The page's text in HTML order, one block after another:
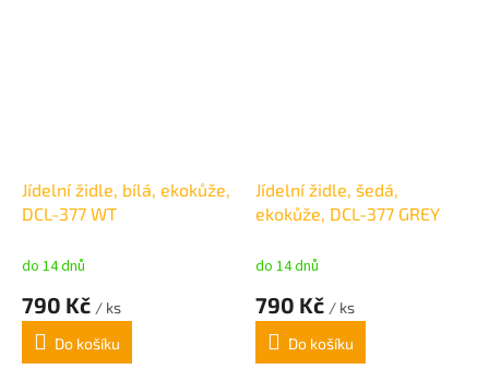
že je praktický, dodává
prostoru moderní vzhled a
Jídelní židle, bílá, ekokůže,
DCL-377 WT
do 14 dnů
790 Kč / ks
Do košíku
Jídelní židle, šedá,
ekokůže, DCL-377 GREY
do 14 dnů
790 Kč / ks
Do košíku